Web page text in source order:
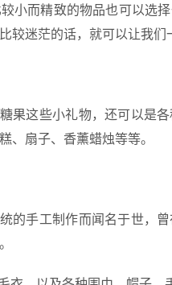
小而精致的物品也可以选
较迷茫的话，就可以让我们
果这些小礼物，还可以是
、扇子、香薰蜡烛等等。
的手工制作而闻名于世，